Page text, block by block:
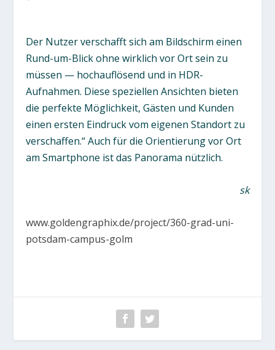
Der Nutzer verschafft sich am Bildschirm einen
Rund-um-Blick ohne wirklich vor Ort sein zu
müssen — hochauflösend und in HDR-
Aufnahmen. Diese speziellen Ansichten bieten
die perfekte Möglichkeit, Gästen und Kunden
einen ersten Eindruck vom eigenen Standort zu
verschaffen.“ Auch für die Orientierung vor Ort
am Smartphone ist das Panorama nützlich.
sk
www.goldengraphix.de/project/360-grad-uni-
potsdam-campus-golm